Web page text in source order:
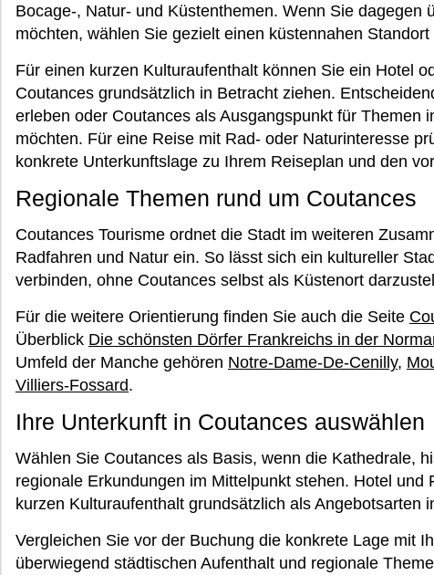
Bocage-, Natur- und Küstenthemen. Wenn Sie dagegen
möchten, wählen Sie gezielt einen küstennahen
Für einen kurzen Kulturaufenthalt können Sie ein Hotel
Coutances grundsätzlich in Betracht ziehen.
erleben oder Coutances als Ausgangspunkt für Themen
möchten. Für eine Reise mit Rad- oder Naturinteresse
konkrete Unterkunftslage zu Ihrem Reiseplan und den
Regionale Themen rund um Coutances
Coutances Tourisme ordnet die Stadt im weiteren
Radfahren und Natur ein. So lässt sich ein kultureller
verbinden, ohne Coutances selbst als Küstenort
Für die weitere Orientierung finden Sie auch die Seite
Überblick Die schönsten Dörfer Frankreichs in der
Umfeld der Manche gehören Notre-Dame-De-Cenilly,
Villiers-Fossard.
Ihre Unterkunft in Coutances auswählen
Wählen Sie Coutances als Basis, wenn die Kathedrale,
regionale Erkundungen im Mittelpunkt stehen. Hotel und
kurzen Kulturaufenthalt grundsätzlich als Angebotsarten
Vergleichen Sie vor der Buchung die konkrete Lage mit
überwiegend städtischen Aufenthalt und regionale